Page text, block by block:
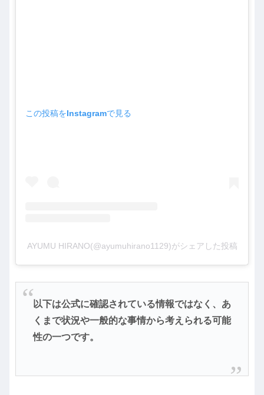
この投稿をInstagramで見る
AYUMU HIRANO(@ayumuhirano1129)がシェアした投稿
以下は公式に確認されている情報ではなく、あ
くまで状況や一般的な事情から考えられる可能
性の一つです。